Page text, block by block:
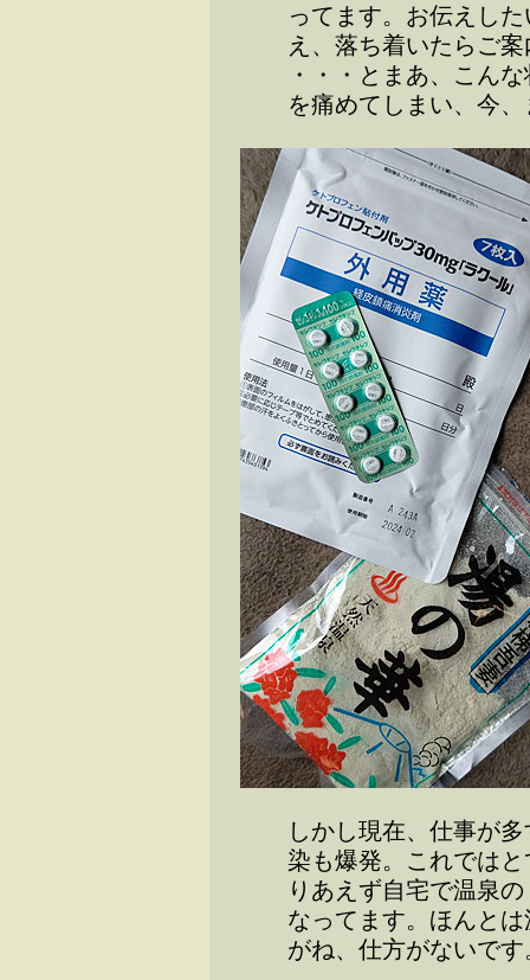
ってます。お伝えし
え、落ち着いたらご
・・・とまあ、こん
を痛めてしまい、今
しかし現在、仕事が
染も爆発。これでは
りあえず自宅で温泉
なってます。ほんと
がね、仕方がないです